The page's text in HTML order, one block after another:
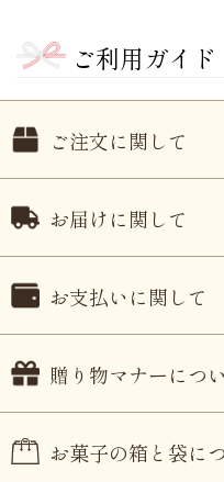
退職・異動の挨拶
ご利用ガイド
ご注文に関して
お届けに関して
お支払いに関して
贈り物マナーにつ
お菓子の箱と袋に